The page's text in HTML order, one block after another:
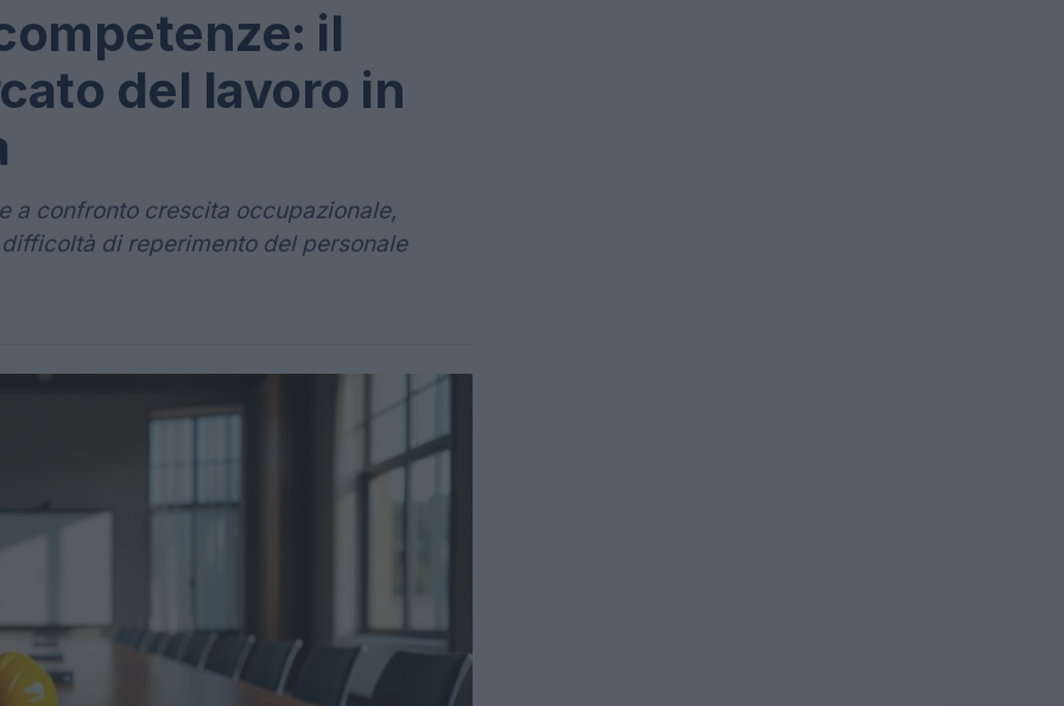
il
del lavoro in
a confronto crescita occupazionale,
di reperimento del personale